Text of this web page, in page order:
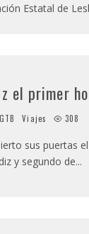
Estatal de
el primer
Viajes 308
sus puertas
y segundo de...